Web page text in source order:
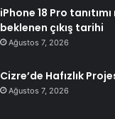
iPhone 18 Pro
beklenen çıkış tarihi
Ağustos 7, 2026
Cizre’de Hafızlık
Ağustos 7, 2026